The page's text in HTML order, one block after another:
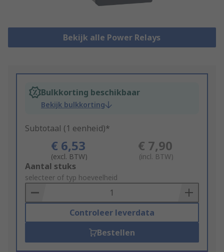
Bekijk alle Power Relays
Bulkkorting beschikbaar
Bekijk bulkkorting
Subtotaal (1 eenheid)*
€ 6,53
(excl. BTW)
€ 7,90
(incl. BTW)
Add
to
Basket
Aantal stuks
selecteer of typ hoeveelheid
Controleer leverdata
Bestellen